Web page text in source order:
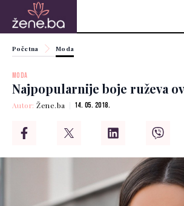
Početna Moda
MODA
Najpopularnije boje ruževa
Autor:Žene.ba 14. 05. 2018.